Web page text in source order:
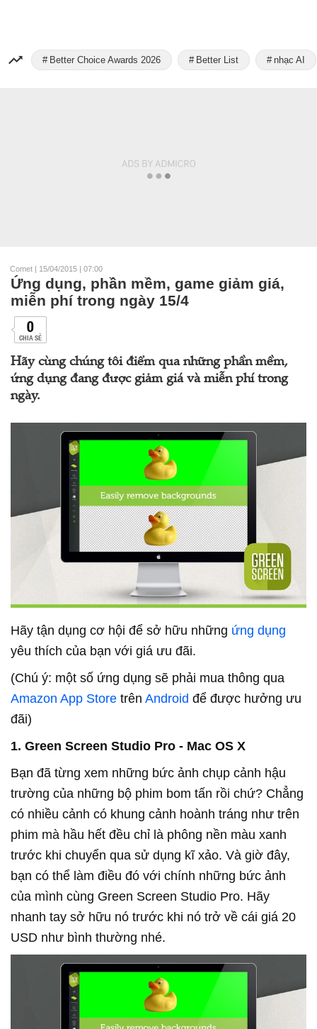
Better Choice Awards 2026 Better List nhạc AI
Comet | 15/04/2015 | 07:00
Ứng dụng, phần mềm, game giảm giá,
miễn phí trong ngày 15/4
0
CHIA SẺ
Hãy cùng chúng tôi điểm qua những phần mềm,
ứng dụng đang được giảm giá và miễn phí trong
ngày.
Hãy tận dụng cơ hội để sở hữu những ứng dụng
yêu thích của bạn với giá ưu đãi.
(Chú ý: một số ứng dụng sẽ phải mua thông qua
Amazon App Store trên Android để được hưởng ưu
đãi)
1. Green Screen Studio Pro - Mac OS X
Bạn đã từng xem những bức ảnh chụp cảnh hậu
trường của những bộ phim bom tấn rồi chứ? Chẳng
có nhiều cảnh có khung cảnh hoành tráng như trên
phim mà hầu hết đều chỉ là phông nền màu xanh
trước khi chuyển qua sử dụng kĩ xảo. Và giờ đây,
bạn có thể làm điều đó với chính những bức ảnh
của mình cùng Green Screen Studio Pro. Hãy
nhanh tay sở hữu nó trước khi nó trở về cái giá 20
USD như bình thường nhé.